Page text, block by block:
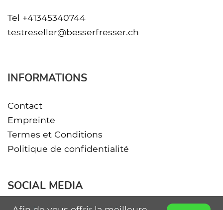
Tel +41345340744
testreseller@besserfresser.ch
INFORMATIONS
Contact
Empreinte
Termes et Conditions
Politique de confidentialité
SOCIAL MEDIA